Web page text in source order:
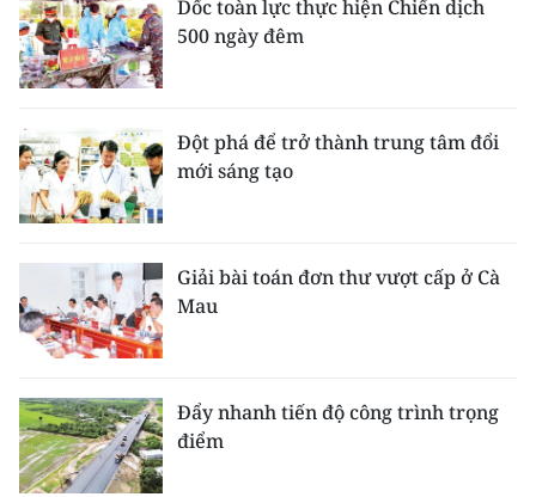
Dốc toàn lực thực hiện Chiến dịch
500 ngày đêm
Đột phá để trở thành trung tâm đổi
mới sáng tạo
Giải bài toán đơn thư vượt cấp ở Cà
Mau
Đẩy nhanh tiến độ công trình trọng
điểm